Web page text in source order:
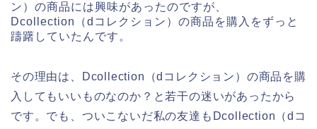
ン）の商品には興味があったのですが、
Dcollection（dコレクション）の商品を購入をずっと
躊躇していたんです。
その理由は、Dcollection（dコレクション）の商品を購
入してもいいものなのか？と若干の迷いがあったから
です。でも、ついこないだ私の友達もDcollection（dコ